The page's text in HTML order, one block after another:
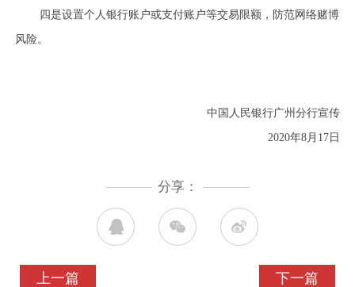
四是设置个人银行账户或支付账户等交易限额，防范网络赌博
风险。
中国人民银行广州分行宣传
2020年8月17日
分享：
上一篇 下一篇